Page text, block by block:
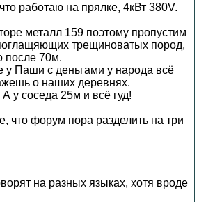
работаю на прялке, 4кВт 380V.
металл 159 поэтому пропустим
трещиноватых пород,
после 70м.
у Паши с деньгами у народа всё
о наших деревнях.
у соседа 25м и всё гуд!
что форум пора разделить на три
на разных языках, хотя вроде